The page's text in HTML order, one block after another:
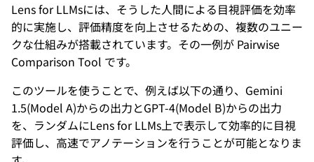
Lens for LLMsには、そうした人間による目視評価を効率
的に実施し、評価精度を向上させるための、複数のユニー
クな仕組みが搭載されています。その一例が Pairwise
Comparison Tool です。
このツールを使うことで、例えば以下の通り、Gemini
1.5(Model A)からの出力とGPT-4(Model B)からの出力
を、ランダムにLens for LLMs上で表示して効率的に目視
評価し、高速でアノテーションを行うことが可能となりま